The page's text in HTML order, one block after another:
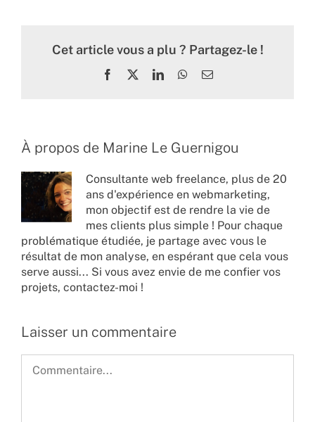
Cet article vous a plu ? Partagez-le !
Facebook LinkedInWhatsApp
Email
À propos de Marine Le Guernigou
Consultante web freelance, plus de 20
ans d'expérience en webmarketing,
mon objectif est de rendre la vie de
mes clients plus simple ! Pour chaque
problématique étudiée, je partage avec vous le
résultat de mon analyse, en espérant que cela vous
serve aussi... Si vous avez envie de me confier vos
projets, contactez-moi !
Laisser un commentaire